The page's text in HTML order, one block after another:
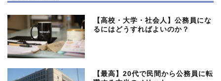
【高校・大学・社会人】公務員にな
るにはどうすればよいのか？
【最高】20代で民間から公務員に転